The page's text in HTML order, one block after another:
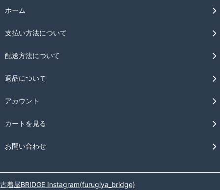
ホーム
支払い方法について
配送方法について
返品について
アカウント
カートを見る
お問い合わせ
古着屋BRIDGE Instagram(furugiya_bridge)